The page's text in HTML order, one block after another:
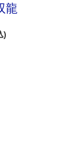
龍
)